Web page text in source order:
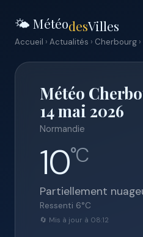
🌤️ MétéodesVilles
Accueil › Actualités › Cherbourg
Météo
14 mai 2026
Normandie
10°C
Partiellement
Ressenti 6°C
🔄 Mis à jour à 08:12